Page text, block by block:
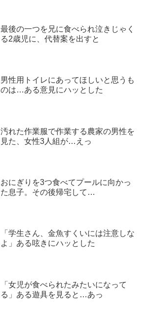
最後の一つを兄に食べられ泣きじゃく
る2歳児に、代替案を出すと
男性用トイレにあってほしいと思うも
のは…ある意見にハッとした
汚れた作業服で作業する農家の男性を
見た、女性3人組が…えっ
おにぎりを3つ食べてプールに向かっ
た息子。その後帰宅して…
「学生さん、金魚すくいには注意しな
よ」ある呟きにハッとした
「女児が食べられたみたいになって
る」ある遊具を見ると…あっ